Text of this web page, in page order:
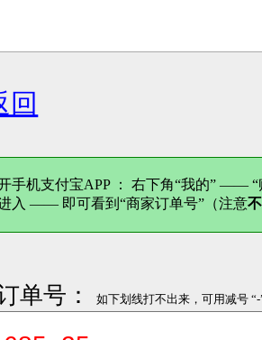
回
手机支付宝APP ： 右下角“我的” ——
入 —— 即可看到“商家订单号”（注意不
单号：如下划线打不出来，可用减号